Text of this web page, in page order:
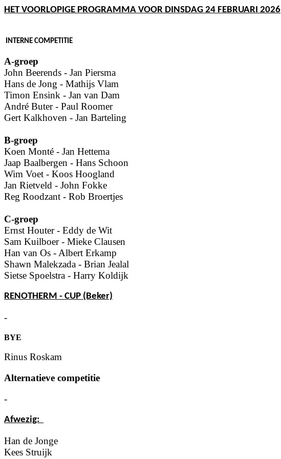
HET VOORLOPIGE PROGRAMMA VOOR DINSDAG 24 FEBRUARI 2026
INTERNE COMPETITIE
A-groep
John Beerends - Jan Piersma
Hans de Jong - Mathijs Vlam
Timon Ensink - Jan van Dam
André Buter - Paul Roomer
Gert Kalkhoven - Jan Barteling
B-groep
Koen Monté - Jan Hettema
Jaap Baalbergen - Hans Schoon
Wim Voet - Koos Hoogland
Jan Rietveld - John Fokke
Reg Roodzant - Rob Broertjes
C-groep
Ernst Houter - Eddy de Wit
Sam Kuilboer - Mieke Clausen
Han van Os - Albert Erkamp
Shawn Malekzada - Brian Jealal
Sietse Spoelstra - Harry Koldijk
RENOTHERM - CUP (Beker)
-
BYE
Rinus Roskam
Alternatieve competitie
-
Afwezig:
Han de Jonge
Kees Struijk